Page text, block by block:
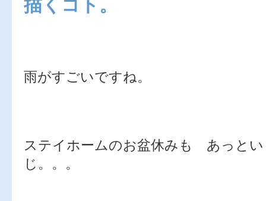
描くコト。
雨がすごいですね。
ステイホームのお盆休みも あっと
じ。。。